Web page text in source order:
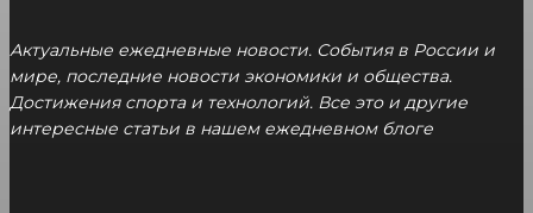
Актуальные ежедневные новости. События в России и
мире, последние новости экономики и общества.
Достижения спорта и технологий. Все это и другие
интересные статьи в нашем ежедневном блоге